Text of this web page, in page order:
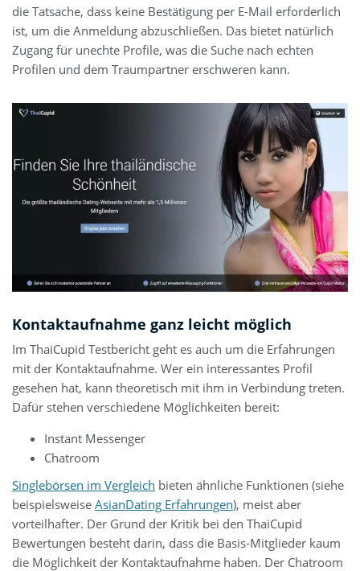
die Tatsache, dass keine Bestätigung per E-Mail erforderlich
ist, um die Anmeldung abzuschließen. Das bietet natürlich
Zugang für unechte Profile, was die Suche nach echten
Profilen und dem Traumpartner erschweren kann.
Kontaktaufnahme ganz leicht möglich
Im ThaiCupid Testbericht geht es auch um die Erfahrungen
mit der Kontaktaufnahme. Wer ein interessantes Profil
gesehen hat, kann theoretisch mit ihm in Verbindung treten.
Dafür stehen verschiedene Möglichkeiten bereit:
Instant Messenger
Chatroom
Singlebörsen im Vergleich bieten ähnliche Funktionen (siehe
beispielsweise AsianDating Erfahrungen), meist aber
vorteilhafter. Der Grund der Kritik bei den ThaiCupid
Bewertungen besteht darin, dass die Basis-Mitglieder kaum
die Möglichkeit der Kontaktaufnahme haben. Der Chatroom